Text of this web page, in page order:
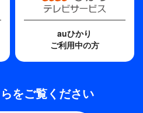
auひかり
ご利用中の方
をご覧ください